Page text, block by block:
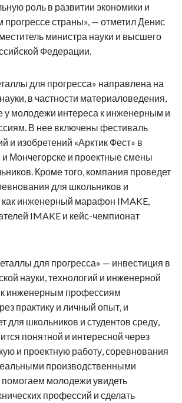
роль в развитии экономики и
прогрессе страны», — отметил Денис
министра науки и высшего
Федерации.
для прогресса» направлена на
в частности материаловедения,
молодежи интереса к инженерным и
В нее включены фестиваль
и изобретений «Арктик Фест» в
и Мончегорске и проектные смены
Кроме того, компания проведет
для школьников и
как инженерный марафон IMAKE,
IMAKE и кейс-чемпионат
для прогресса» — инвестиция в
науки, технологий и инженерной
инженерным профессиям
практику и личный опыт, и
для школьников и студентов среду,
понятной и интересной через
и проектную работу, соревнования
производственными
молодежи увидеть
профессий и сделать